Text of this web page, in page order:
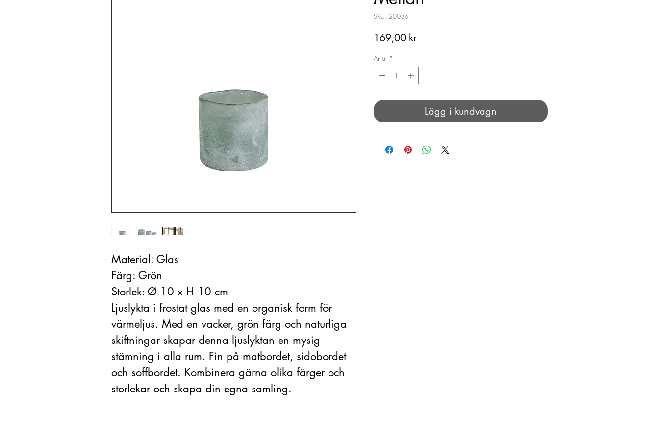
Material: Glas
Färg: Grön
Storlek: Ø 10 x H 10 cm
Ljuslykta i frostat glas med en organisk form för
värmeljus. Med en vacker, grön färg och naturliga
skiftningar skapar denna ljuslyktan en mysig
stämning i alla rum. Fin på matbordet, sidobordet
och soffbordet. Kombinera gärna olika färger och
storlekar och skapa din egna samling.
SKU: 20036
169,00 krPris
Antal *
Lägg i kundvagn